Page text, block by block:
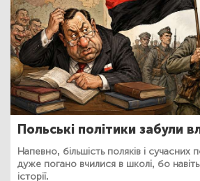
Польські політики забули
Напевно, більшість поляків і сучасних
дуже погано вчилися в школі, бо
історії.